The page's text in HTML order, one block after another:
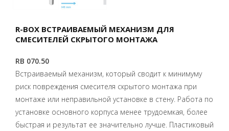
R-BOX ВСТРАИВАЕМЫЙ МЕХАНИЗМ ДЛЯ
СМЕСИТЕЛЕЙ СКРЫТОГО МОНТАЖА
RB 070.50
Встраиваемый механизм, который сводит к минимуму
риск повреждения смесителя скрытого монтажа при
монтаже или неправильной установке в стену. Работа по
установке основного корпуса менее трудоемкая, более
быстрая и результат ее значительно лучше. Пластиковый